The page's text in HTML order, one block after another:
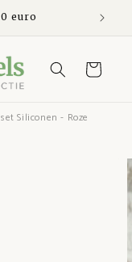
euro
Winkelwagen
Siliconen - Roze